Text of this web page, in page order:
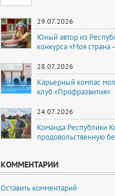
29.07.2026
Юный автор из
конкурса «Моя страна
28.07.2026
Карьерный компас
клуб «Профразвития»
24.07.2026
Команда Республики
продовольственную
КОММЕНТАРИИ
Оставить комментарий